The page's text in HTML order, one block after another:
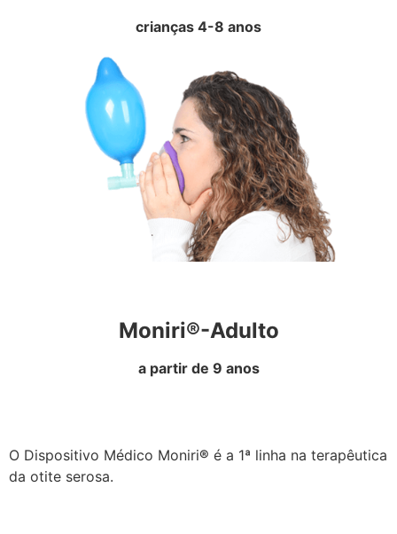
crianças 4-8 anos
Moniri®-Adulto
a partir de 9 anos
O Dispositivo Médico Moniri® é a 1ª linha na terapêutica
da otite serosa.